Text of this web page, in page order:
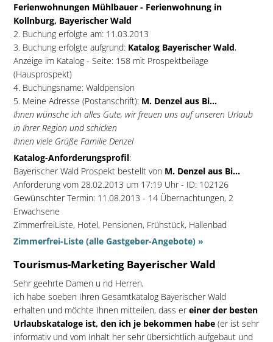
Ferienwohnungen Mühlbauer - Ferienwohnung in
Kollnburg, Bayerischer Wald
2. Buchung erfolgte am: 11.03.2013
3. Buchung erfolgte aufgrund: Katalog Bayerischer Wald,
Anzeige im Katalog - Seite: 158 mit Prospektbeilage
(Hausprospekt)
4. Buchungsname: Waldpension
5. Meine Adresse (Postanschrift): M. Denzel aus Bi...
Ihnen wünsche ich alles Gute, wir freuen uns auf unseren Urlaub
in Ihrer Region und schicken
Ihnen viele Grüße Familie Denzel
Katalog-Anforderungsprofil:
Bayerischer Wald Prospekt bestellt von M. Denzel aus Bi...
Anforderung vom 28.02.2013 um 17:19 Uhr - ID: 102126
Gewünschter Termin: 11.08.2013 - 14 Übernachtungen, 2
Erwachsene
ZimmerfreiListe, Hotel, Pensionen, Frühstück, Hallenbad
Zimmerfrei-Liste (alle Gastgeber-Angebote) »
Tourismus-Marketing Bayerischer Wald
Sehr geehrte Damen u nd Herren,
ich habe soeben Ihren Gesamtkatalog Bayerischer Wald
erhalten und möchte Ihnen mitteilen, dass ereiner der besten
Urlaubskataloge ist, den ich je bekommen habe(er ist sehr
informativ und vom Inhalt her sehr übersichtlich aufgebaut und